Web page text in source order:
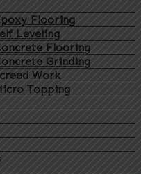
Flooring
Leveling
Flooring
Grinding
Work
Topping